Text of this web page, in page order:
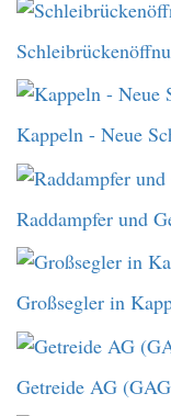
Kappeln - Neue
Raddampfer und
Großsegler in
Getreide AG